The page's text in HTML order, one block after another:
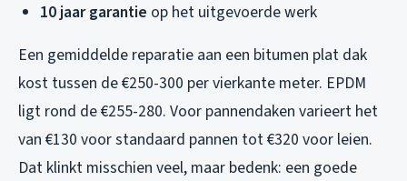
10 jaar garantie op het uitgevoerde werk
Een gemiddelde reparatie aan een bitumen plat dak
kost tussen de €250-300 per vierkante meter. EPDM
ligt rond de €255-280. Voor pannendaken varieert het
van €130 voor standaard pannen tot €320 voor leien.
Dat klinkt misschien veel, maar bedenk: een goede